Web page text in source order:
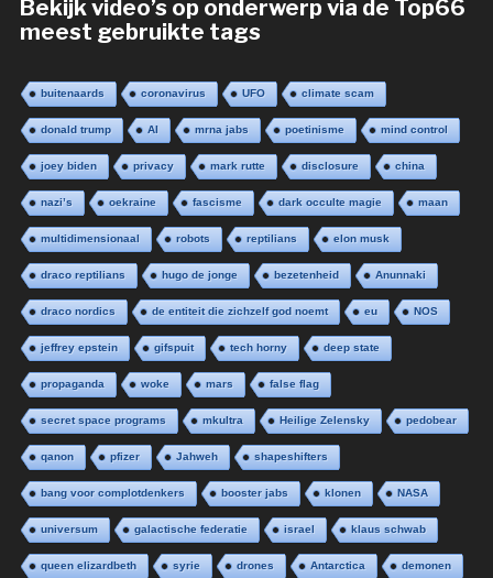
Bekijk video’s op onderwerp via de Top66
meest gebruikte tags
buitenaards coronavirus UFO climate scam
donald trump AI mrna jabs poetinisme mind control
joey biden privacy mark rutte disclosure china
nazi’s oekraine fascisme dark occulte magie maan
multidimensionaal robots reptilians elon musk
draco reptilians hugo de jonge bezetenheid Anunnaki
draco nordics de entiteit die zichzelf god noemt eu NOS
jeffrey epstein gifspuit tech horny deep state
propaganda woke mars false flag
secret space programs mkultra Heilige Zelensky pedobear
qanon pfizer Jahweh shapeshifters
bang voor complotdenkers booster jabs klonen NASA
universum galactische federatie israel klaus schwab
queen elizardbeth syrie drones Antarctica demonen